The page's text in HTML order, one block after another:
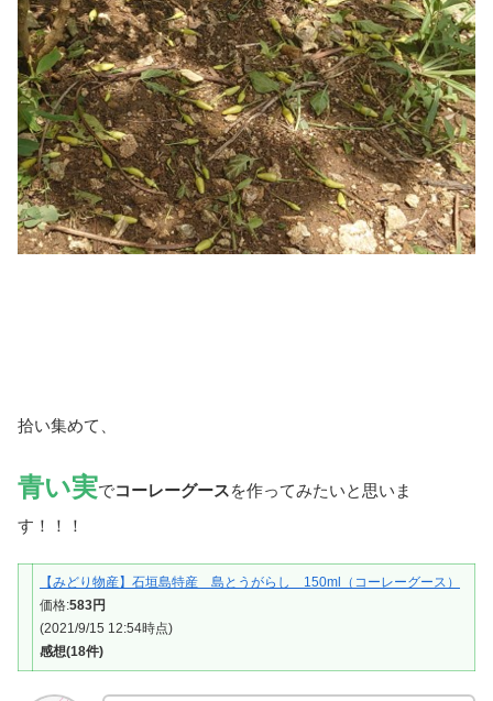
拾い集めて、
青い実でコーレーグースを作ってみたいと思いま
す！！！
【みどり物産】石垣島特産 島とうがらし 150ml（コーレーグース）
価格:583円
(2021/9/15 12:54時点)
感想(18件)